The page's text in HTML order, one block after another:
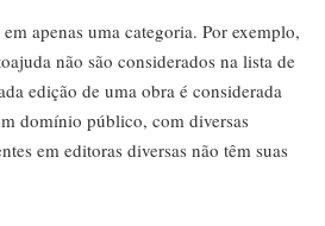
apenas uma categoria. Por exemplo,
não são considerados na lista de
edição de uma obra é considerada
domínio público, com diversas
em editoras diversas não têm suas